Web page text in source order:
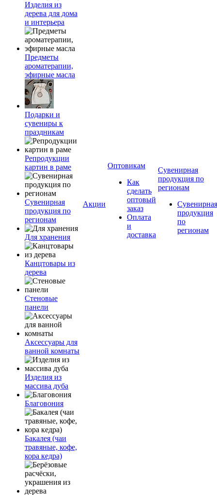
Изделия из
дерева для дома
и интерьера
Предметы
ароматерапии,
эфирные масла
Подарки и
сувениры к
праздникам
Репродукции
картин в раме
Сувенирная
продукция по
регионам
Для хранения
Канцтовары из
дерева
Стеновые
панели
Аксессуары для
ванной комнаты
Изделия из
массива дуба
Благовония
Бакалея (чаи
травяные, кофе,
кора кедра)
Акции
Оптовикам
Как
сделать
оптовый
заказ
Оплата
и
доставка
Сувенирная
продукция по
регионам
Сувенирная
продукция
по
регионам